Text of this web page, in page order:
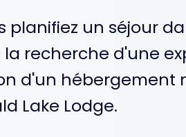
planifiez un séjour
la recherche d'une
d'un hébergement
Lake Lodge.